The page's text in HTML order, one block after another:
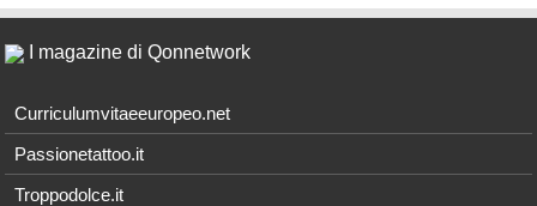
I magazine di Qonnetwork
Curriculumvitaeeuropeo.net
Passionetattoo.it
Troppodolce.it